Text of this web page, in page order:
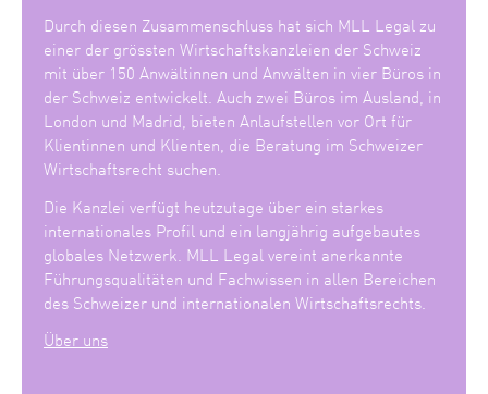
Durch diesen Zusammenschluss hat sich MLL Legal zu
einer der grössten Wirtschaftskanzleien der Schweiz
mit über 150 Anwältinnen und Anwälten in vier Büros in
der Schweiz entwickelt. Auch zwei Büros im Ausland, in
London und Madrid, bieten Anlaufstellen vor Ort für
Klientinnen und Klienten, die Beratung im Schweizer
Wirtschaftsrecht suchen.
Die Kanzlei verfügt heutzutage über ein starkes
internationales Profil und ein langjährig aufgebautes
globales Netzwerk. MLL Legal vereint anerkannte
Führungsqualitäten und Fachwissen in allen Bereichen
des Schweizer und internationalen Wirtschaftsrechts.
Über uns